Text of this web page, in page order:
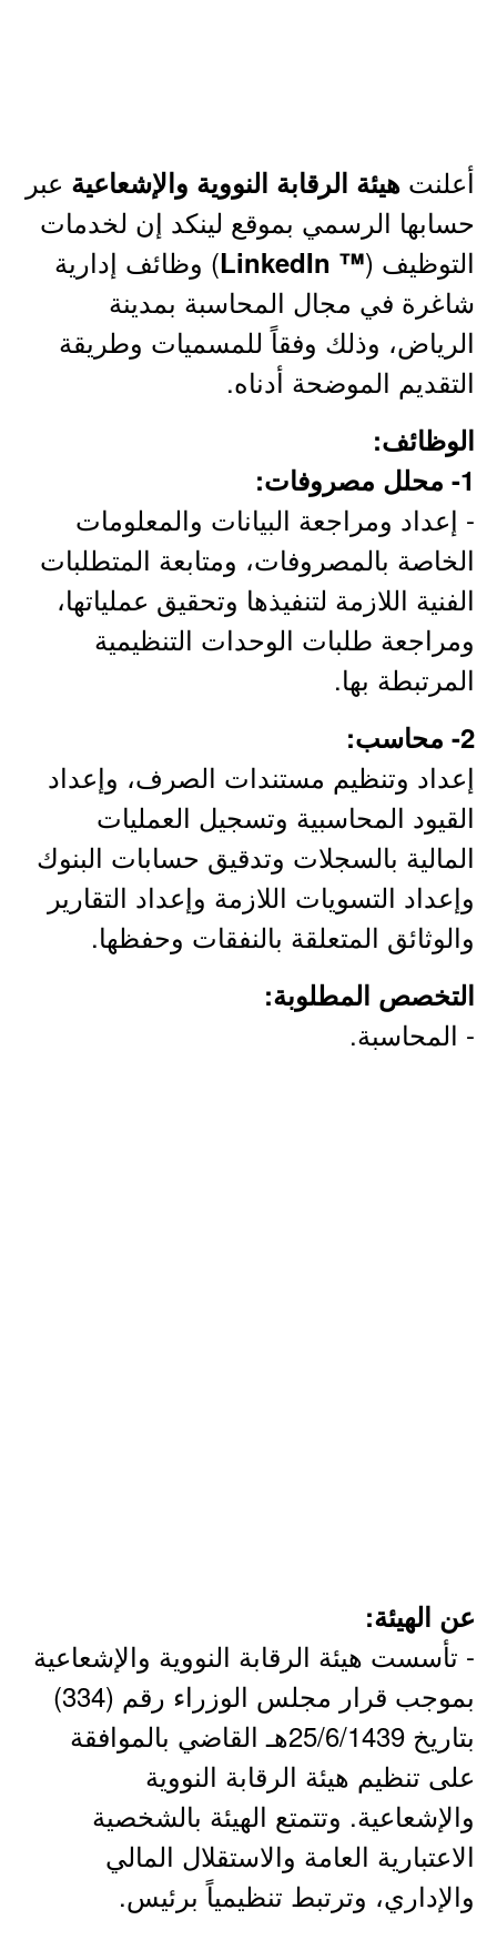
أعلنت هيئة الرقابة النووية والإشعاعية عبر
حسابها الرسمي بموقع لينكد إن لخدمات
التوظيف (™ LinkedIn
) وظائف إدارية
شاغرة في مجال المحاسبة بمدينة
الرياض، وذلك وفقاً للمسميات وطريقة
التقديم الموضحة أدناه.
الوظائف:
1- محلل مصروفات:
- إعداد ومراجعة البيانات والمعلومات
الخاصة بالمصروفات، ومتابعة المتطلبات
الفنية اللازمة لتنفيذها وتحقيق عملياتها،
ومراجعة طلبات الوحدات التنظيمية
المرتبطة بها.
2- محاسب:
إعداد وتنظيم مستندات الصرف، وإعداد
القيود المحاسبية وتسجيل العمليات
المالية بالسجلات وتدقيق حسابات البنوك
وإعداد التسويات اللازمة وإعداد التقارير
والوثائق المتعلقة بالنفقات وحفظها.
التخصص المطلوبة:
- المحاسبة.
عن الهيئة:
- تأسست هيئة الرقابة النووية والإشعاعية
بموجب قرار مجلس الوزراء رقم (334)
بتاريخ 25/6/1439هـ القاضي بالموافقة
على تنظيم هيئة الرقابة النووية
والإشعاعية. وتتمتع الهيئة بالشخصية
الاعتبارية العامة والاستقلال المالي
والإداري، وترتبط تنظيمياً برئيس.